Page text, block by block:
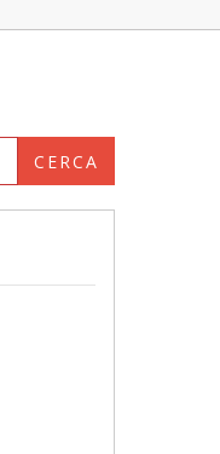
CERCA